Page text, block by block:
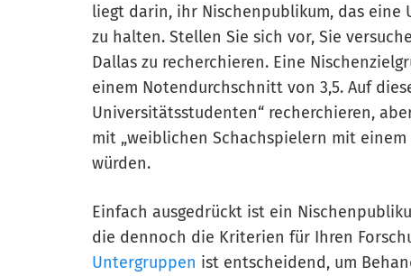
liegt darin, ihr Nischenpublikum, das eine
zu halten. Stellen Sie sich vor, Sie
Dallas zu recherchieren. Eine
einem Notendurchschnitt von 3,5. Auf
Universitätsstudenten“ recherchieren,
mit „weiblichen Schachspielern mit
würden.
Einfach ausgedrückt ist ein
die dennoch die Kriterien für Ihren
Untergruppen ist entscheidend, um